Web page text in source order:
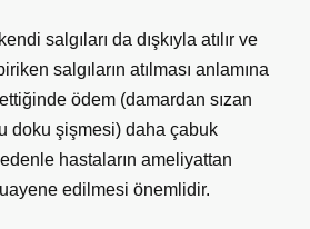
salgıları da dışkıyla atılır ve
salgıların atılması anlamına
ödem (damardan sızan
doku şişmesi) daha çabuk
hastaların ameliyattan
edilmesi önemlidir.